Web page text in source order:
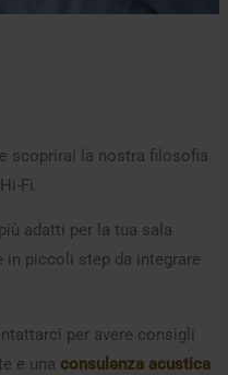
scoprirai la nostra filosofia
Fi.
adatti per la tua sala
piccoli step da integrare
per avere consigli
e una consulenza acustica